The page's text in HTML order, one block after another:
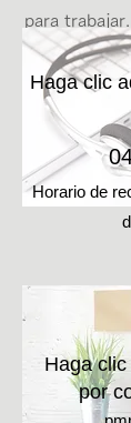
para trabajar.
Haga clic
Horario de
Haga
por